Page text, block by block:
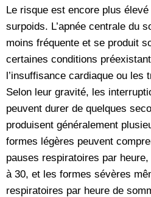
Le risque est encore plus
surpoids. L’apnée centrale du
moins fréquente et se produit
certaines conditions
l’insuffisance cardiaque ou les
Selon leur gravité, les
peuvent durer de quelques
produisent généralement
formes légères peuvent
pauses respiratoires par
à 30, et les formes sévères
respiratoires par heure de